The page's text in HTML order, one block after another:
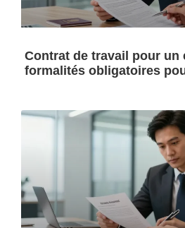
Contrat de travail pour un
formalités obligatoires